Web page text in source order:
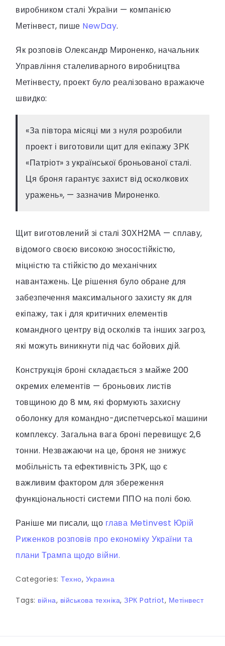
виробником сталі України — компанією
Метінвест, пише NewDay.
Як розповів Олександр Мироненко, начальник
Управління сталеливарного виробництва
Метінвесту, проект було реалізовано вражаюче
швидко:
«За півтора місяці ми з нуля розробили
проект і виготовили щит для екіпажу ЗРК
«Патріот» з української броньованої сталі.
Ця броня гарантує захист від осколкових
уражень», — зазначив Мироненко.
Щит виготовлений зі сталі 30ХН2МА — сплаву,
відомого своєю високою зносостійкістю,
міцністю та стійкістю до механічних
навантажень. Це рішення було обране для
забезпечення максимального захисту як для
екіпажу, так і для критичних елементів
командного центру від осколків та інших загроз,
які можуть виникнути під час бойових дій.
Конструкція броні складається з майже 200
окремих елементів — броньових листів
товщиною до 8 мм, які формують захисну
оболонку для командно-диспетчерської машини
комплексу. Загальна вага броні перевищує 2,6
тонни. Незважаючи на це, броня не знижує
мобільність та ефективність ЗРК, що є
важливим фактором для збереження
функціональності системи ППО на полі бою.
Раніше ми писали, що глава Metinvest Юрій
Риженков розповів про економіку України та
плани Трампа щодо війни.
Categories: Техно, Украина
Tags: війна, військова техніка, ЗРК Patriot, Метінвест